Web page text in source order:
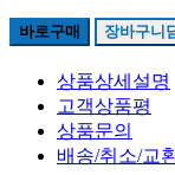
바로구매 장바구니
상품상세설명
고객상품평
상품문의
배송/취소/교